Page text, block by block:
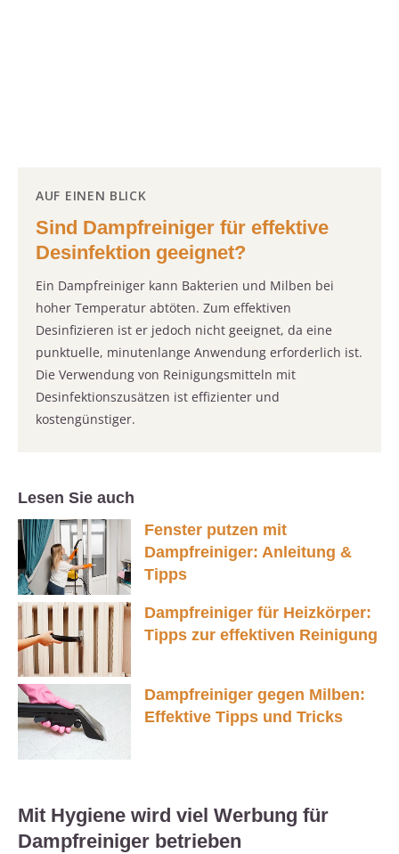
AUF EINEN BLICK
Sind Dampfreiniger für effektive
Desinfektion geeignet?
Ein Dampfreiniger kann Bakterien und Milben bei
hoher Temperatur abtöten. Zum effektiven
Desinfizieren ist er jedoch nicht geeignet, da eine
punktuelle, minutenlange Anwendung erforderlich ist.
Die Verwendung von Reinigungsmitteln mit
Desinfektionszusätzen ist effizienter und
kostengünstiger.
Lesen Sie auch
Fenster putzen mit
Dampfreiniger: Anleitung &
Tipps
Dampfreiniger für Heizkörper:
Tipps zur effektiven Reinigung
Dampfreiniger gegen Milben:
Effektive Tipps und Tricks
Mit Hygiene wird viel Werbung für
Dampfreiniger betrieben